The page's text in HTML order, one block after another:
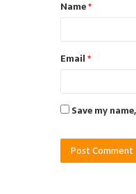
*Name*
Email*
Save my